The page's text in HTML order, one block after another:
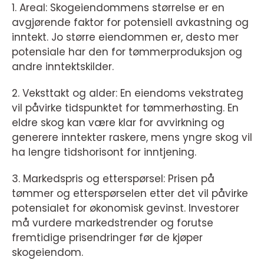
1. Areal: Skogeiendommens størrelse er en
avgjørende faktor for potensiell avkastning og
inntekt. Jo større eiendommen er, desto mer
potensiale har den for tømmerproduksjon og
andre inntektskilder.
2. Veksttakt og alder: En eiendoms vekstrateg
vil påvirke tidspunktet for tømmerhøsting. En
eldre skog kan være klar for avvirkning og
generere inntekter raskere, mens yngre skog vil
ha lengre tidshorisont for inntjening.
3. Markedspris og etterspørsel: Prisen på
tømmer og etterspørselen etter det vil påvirke
potensialet for økonomisk gevinst. Investorer
må vurdere markedstrender og forutse
fremtidige prisendringer før de kjøper
skogeiendom.